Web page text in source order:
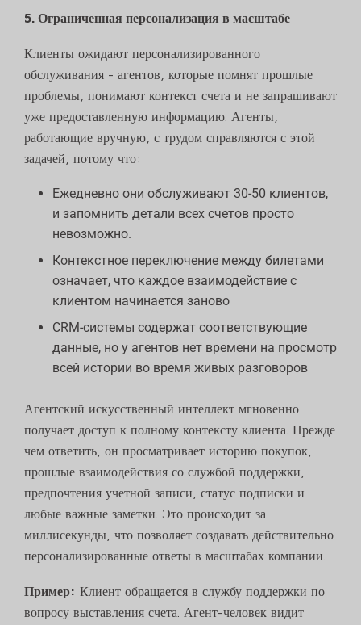
5. Ограниченная персонализация в масштабе
Клиенты ожидают персонализированного
обслуживания - агентов, которые помнят прошлые
проблемы, понимают контекст счета и не запрашивают
уже предоставленную информацию. Агенты,
работающие вручную, с трудом справляются с этой
задачей, потому что:
Ежедневно они обслуживают 30-50 клиентов,
и запомнить детали всех счетов просто
невозможно.
Контекстное переключение между билетами
означает, что каждое взаимодействие с
клиентом начинается заново
CRM-системы содержат соответствующие
данные, но у агентов нет времени на просмотр
всей истории во время живых разговоров
Агентский искусственный интеллект мгновенно
получает доступ к полному контексту клиента. Прежде
чем ответить, он просматривает историю покупок,
прошлые взаимодействия со службой поддержки,
предпочтения учетной записи, статус подписки и
любые важные заметки. Это происходит за
миллисекунды, что позволяет создавать действительно
персонализированные ответы в масштабах компании.
Пример: Клиент обращается в службу поддержки по
вопросу выставления счета. Агент-человек видит